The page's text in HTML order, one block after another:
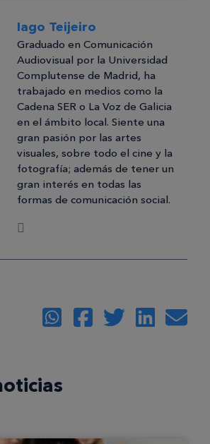
Iago Teijeiro
Graduado en Comunicación
Audiovisual por la Universidad
Complutense de Madrid, ha
trabajado en medios como la
Cadena SER o La Voz de Galicia
en el ámbito local. Siente una
gran pasión por las artes
visuales, sobre todo el cine y la
fotografía; además de tener un
gran interés en todas las
formas de comunicación social.